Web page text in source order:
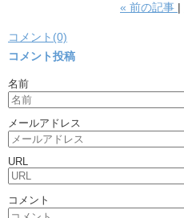
« 前の記事
コメント(0)
コメント投稿
名前
メールアドレス
URL
コメント